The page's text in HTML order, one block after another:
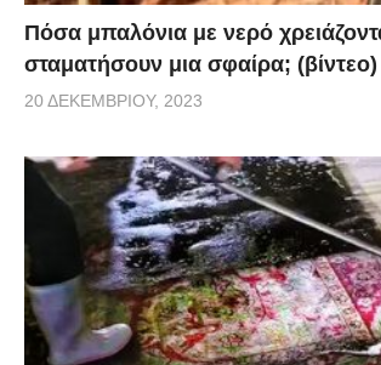
Πόσα μπαλόνια με νερό
σταματήσουν μια σφαίρα; (βίντεο)
20 ΔΕΚΕΜΒΡΊΟΥ, 2023